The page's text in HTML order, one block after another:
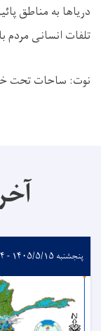
دریاها به مناطق
تلفات انسانی مردم
نوت: ساحات تحت
پنجشنبه ۱۴۰۵/۵/۱۵ - ۱۲:۱۴